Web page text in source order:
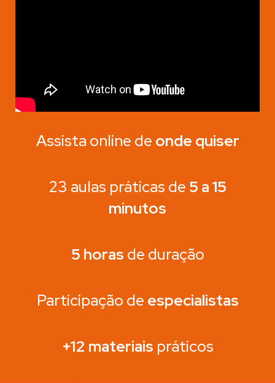
Assista online de onde quiser
23 aulas práticas de 5 a 15
minutos
5 horas de duração
Participação de especialistas
+12 materiais práticos
.